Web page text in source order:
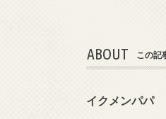
ABOUT この記
イクメンパパ